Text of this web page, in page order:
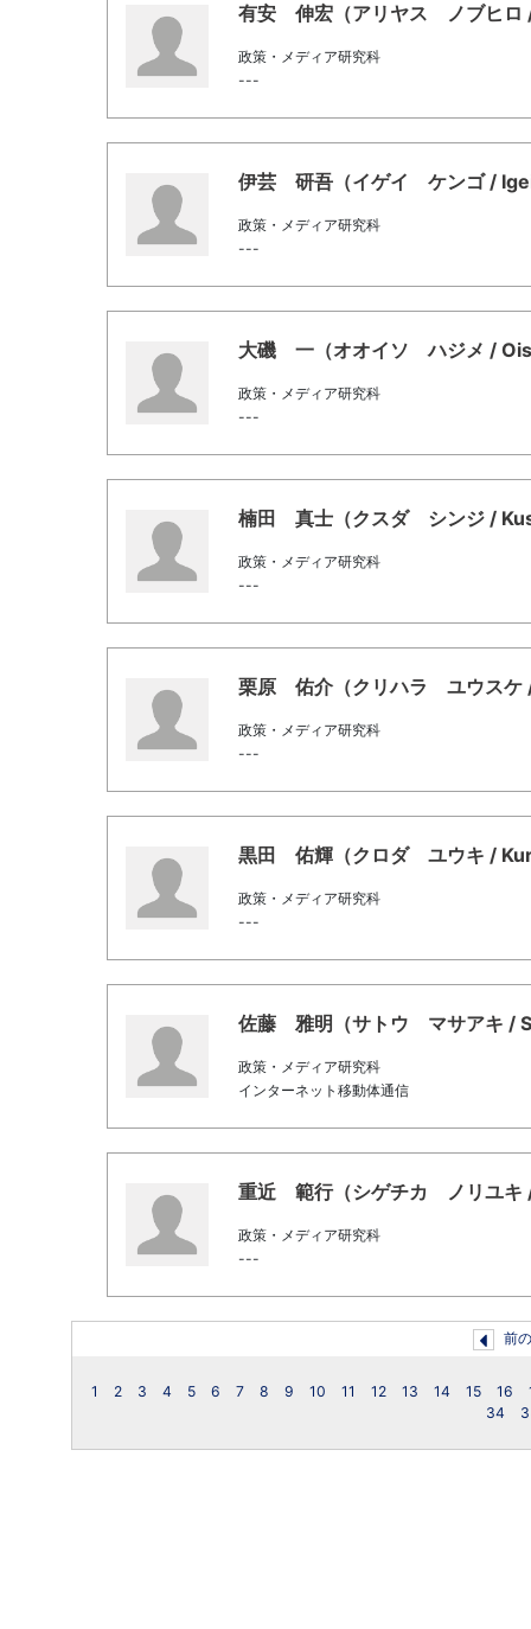
有安 伸宏（アリヤス ノブヒロ
政策・メディア研究科
---
伊芸 研吾（イゲイ ケンゴ /
政策・メディア研究科
---
大磯 一（オオイソ ハジメ /
政策・メディア研究科
---
楠田 真士（クスダ シンジ /
政策・メディア研究科
---
栗原 佑介（クリハラ ユウスケ
政策・メディア研究科
---
黒田 佑輝（クロダ ユウキ /
政策・メディア研究科
---
佐藤 雅明（サトウ マサアキ /
政策・メディア研究科
インターネット移動体通信
重近 範行（シゲチカ ノリユキ
政策・メディア研究科
---
前
1 2 3 4 5 6 7 8 9 10 11 12 13 14 15 16
34